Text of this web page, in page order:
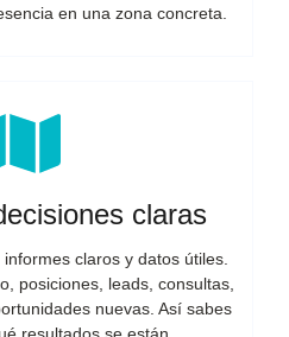
en una zona concreta.
claras
claros y datos útiles.
posiciones, leads, consultas,
nuevas. Así sabes
resultados se están